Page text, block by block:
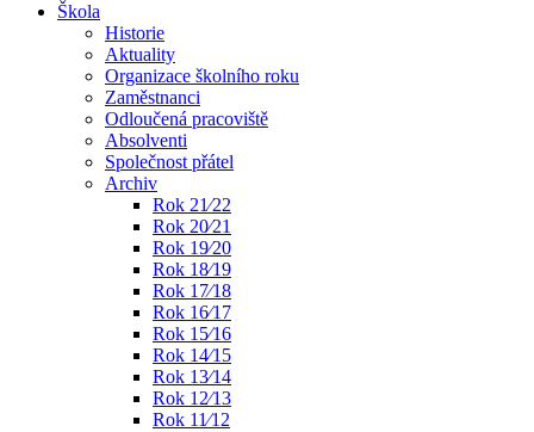
Škola
Historie
Aktuality
Organizace školního roku
Zaměstnanci
Odloučená pracoviště
Absolventi
Společnost přátel
Archiv
Rok 21⁄22
Rok 20⁄21
Rok 19⁄20
Rok 18⁄19
Rok 17⁄18
Rok 16⁄17
Rok 15⁄16
Rok 14⁄15
Rok 13⁄14
Rok 12⁄13
Rok 11⁄12